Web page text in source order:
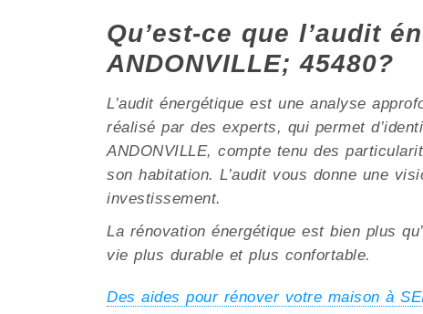
Qu’est-ce que l’audit
ANDONVILLE; 45480?
L’audit énergétique est une analyse
réalisé par des experts, qui permet
ANDONVILLE, compte tenu des
son habitation. L’audit vous donne une
investissement.
La rénovation énergétique est bien plus
vie plus durable et plus confortable.
Des aides pour rénover votre maison à